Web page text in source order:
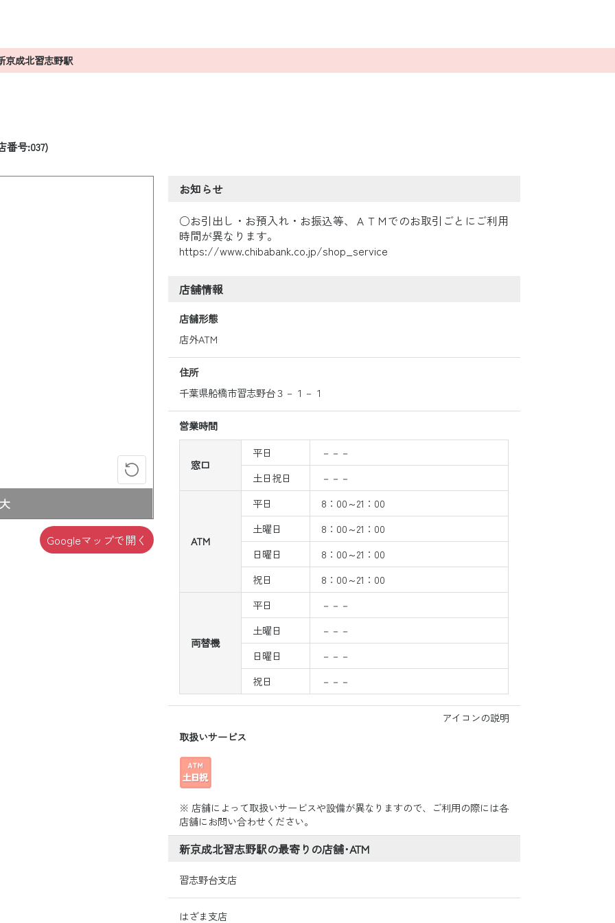
京成北習志野駅
番号:037)
Googleマップで開く
お知らせ
○お引出し・お預入れ・お振込等、ＡＴＭでのお取引ごとにご利用
時間が異なります。
https://www.chibabank.co.jp/shop_service
店舗情報
店舗形態
店外ATM
住所
千葉県船橋市習志野台３－１－１
営業時間
窓口
平日
－－－
土日祝日
－－－
ATM
平日
8：00～21：00
土曜日
8：00～21：00
日曜日
8：00～21：00
祝日
8：00～21：00
両替機
平日
－－－
土曜日
－－－
日曜日
－－－
祝日
－－－
アイコンの説明
取扱いサービス
※ 店舗によって取扱いサービスや設備が異なりますので、ご利用の際には各
店舗にお問い合わせください。
新京成北習志野駅の最寄りの店舗･ATM
習志野台支店
はざま支店